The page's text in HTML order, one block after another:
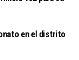
en el distrito